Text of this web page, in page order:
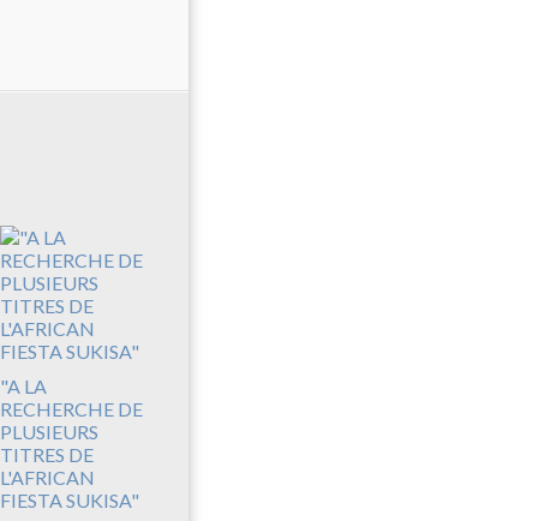
"A LA
RECHERCHE DE
PLUSIEURS
TITRES DE
L'AFRICAN
FIESTA SUKISA"